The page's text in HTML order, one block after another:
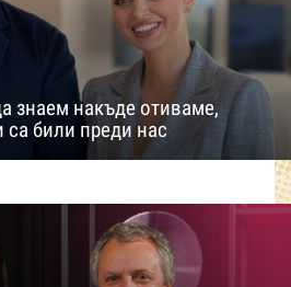
знаем накъде отиваме,
били преди нас